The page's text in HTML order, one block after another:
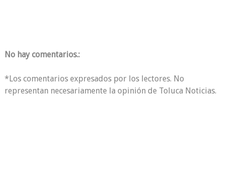
No hay comentarios.:
*Los comentarios expresados por los lectores. No
representan necesariamente la opinión de Toluca Noticias.